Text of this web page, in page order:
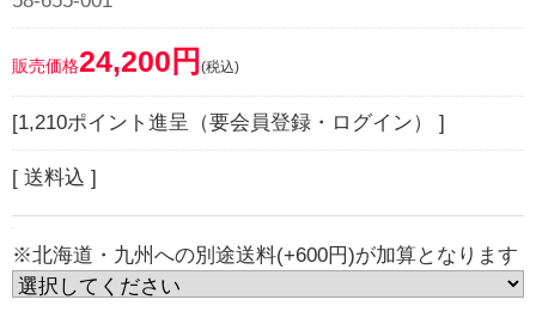
販売価格24,200円 (税込)
[1,210ポイント進呈（要会員登録・ログイン） ]
[ 送料込 ]
※北海道・九州への別途送料(+600円)が加算となります